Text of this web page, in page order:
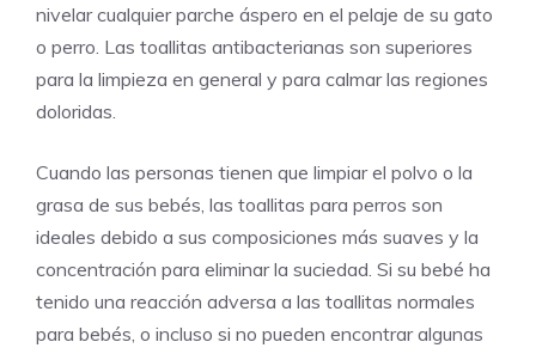
nivelar cualquier parche áspero en el pelaje de su gato
o perro. Las toallitas antibacterianas son superiores
para la limpieza en general y para calmar las regiones
doloridas.
Cuando las personas tienen que limpiar el polvo o la
grasa de sus bebés, las toallitas para perros son
ideales debido a sus composiciones más suaves y la
concentración para eliminar la suciedad. Si su bebé ha
tenido una reacción adversa a las toallitas normales
para bebés, o incluso si no pueden encontrar algunas